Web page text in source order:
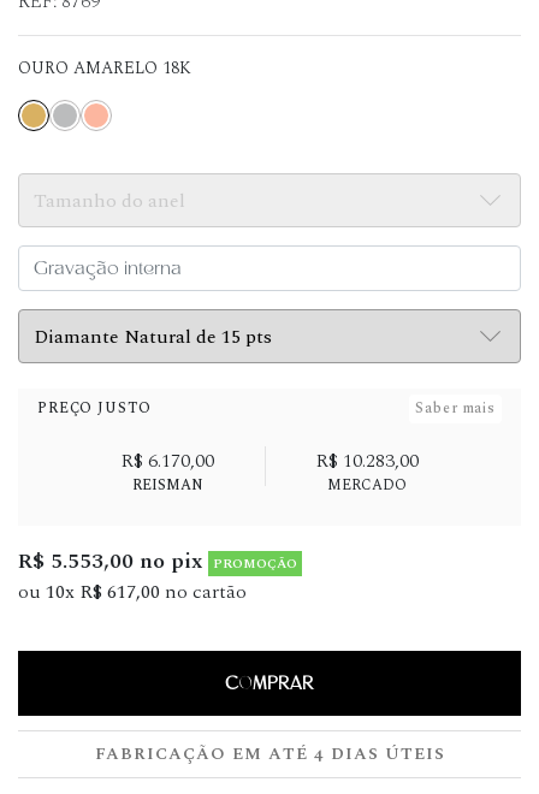
OURO AMARELO 18K
PREÇO JUSTO Saber mais
R$ 6.170,00
REISMAN
R$ 10.283,00
MERCADO
R$ 5.553,00 no pix PROMOÇÃO
ou 10x R$ 617,00 no cartão
COMPRAR
FABRICAÇÃO EM ATÉ 4 DIAS ÚTEIS